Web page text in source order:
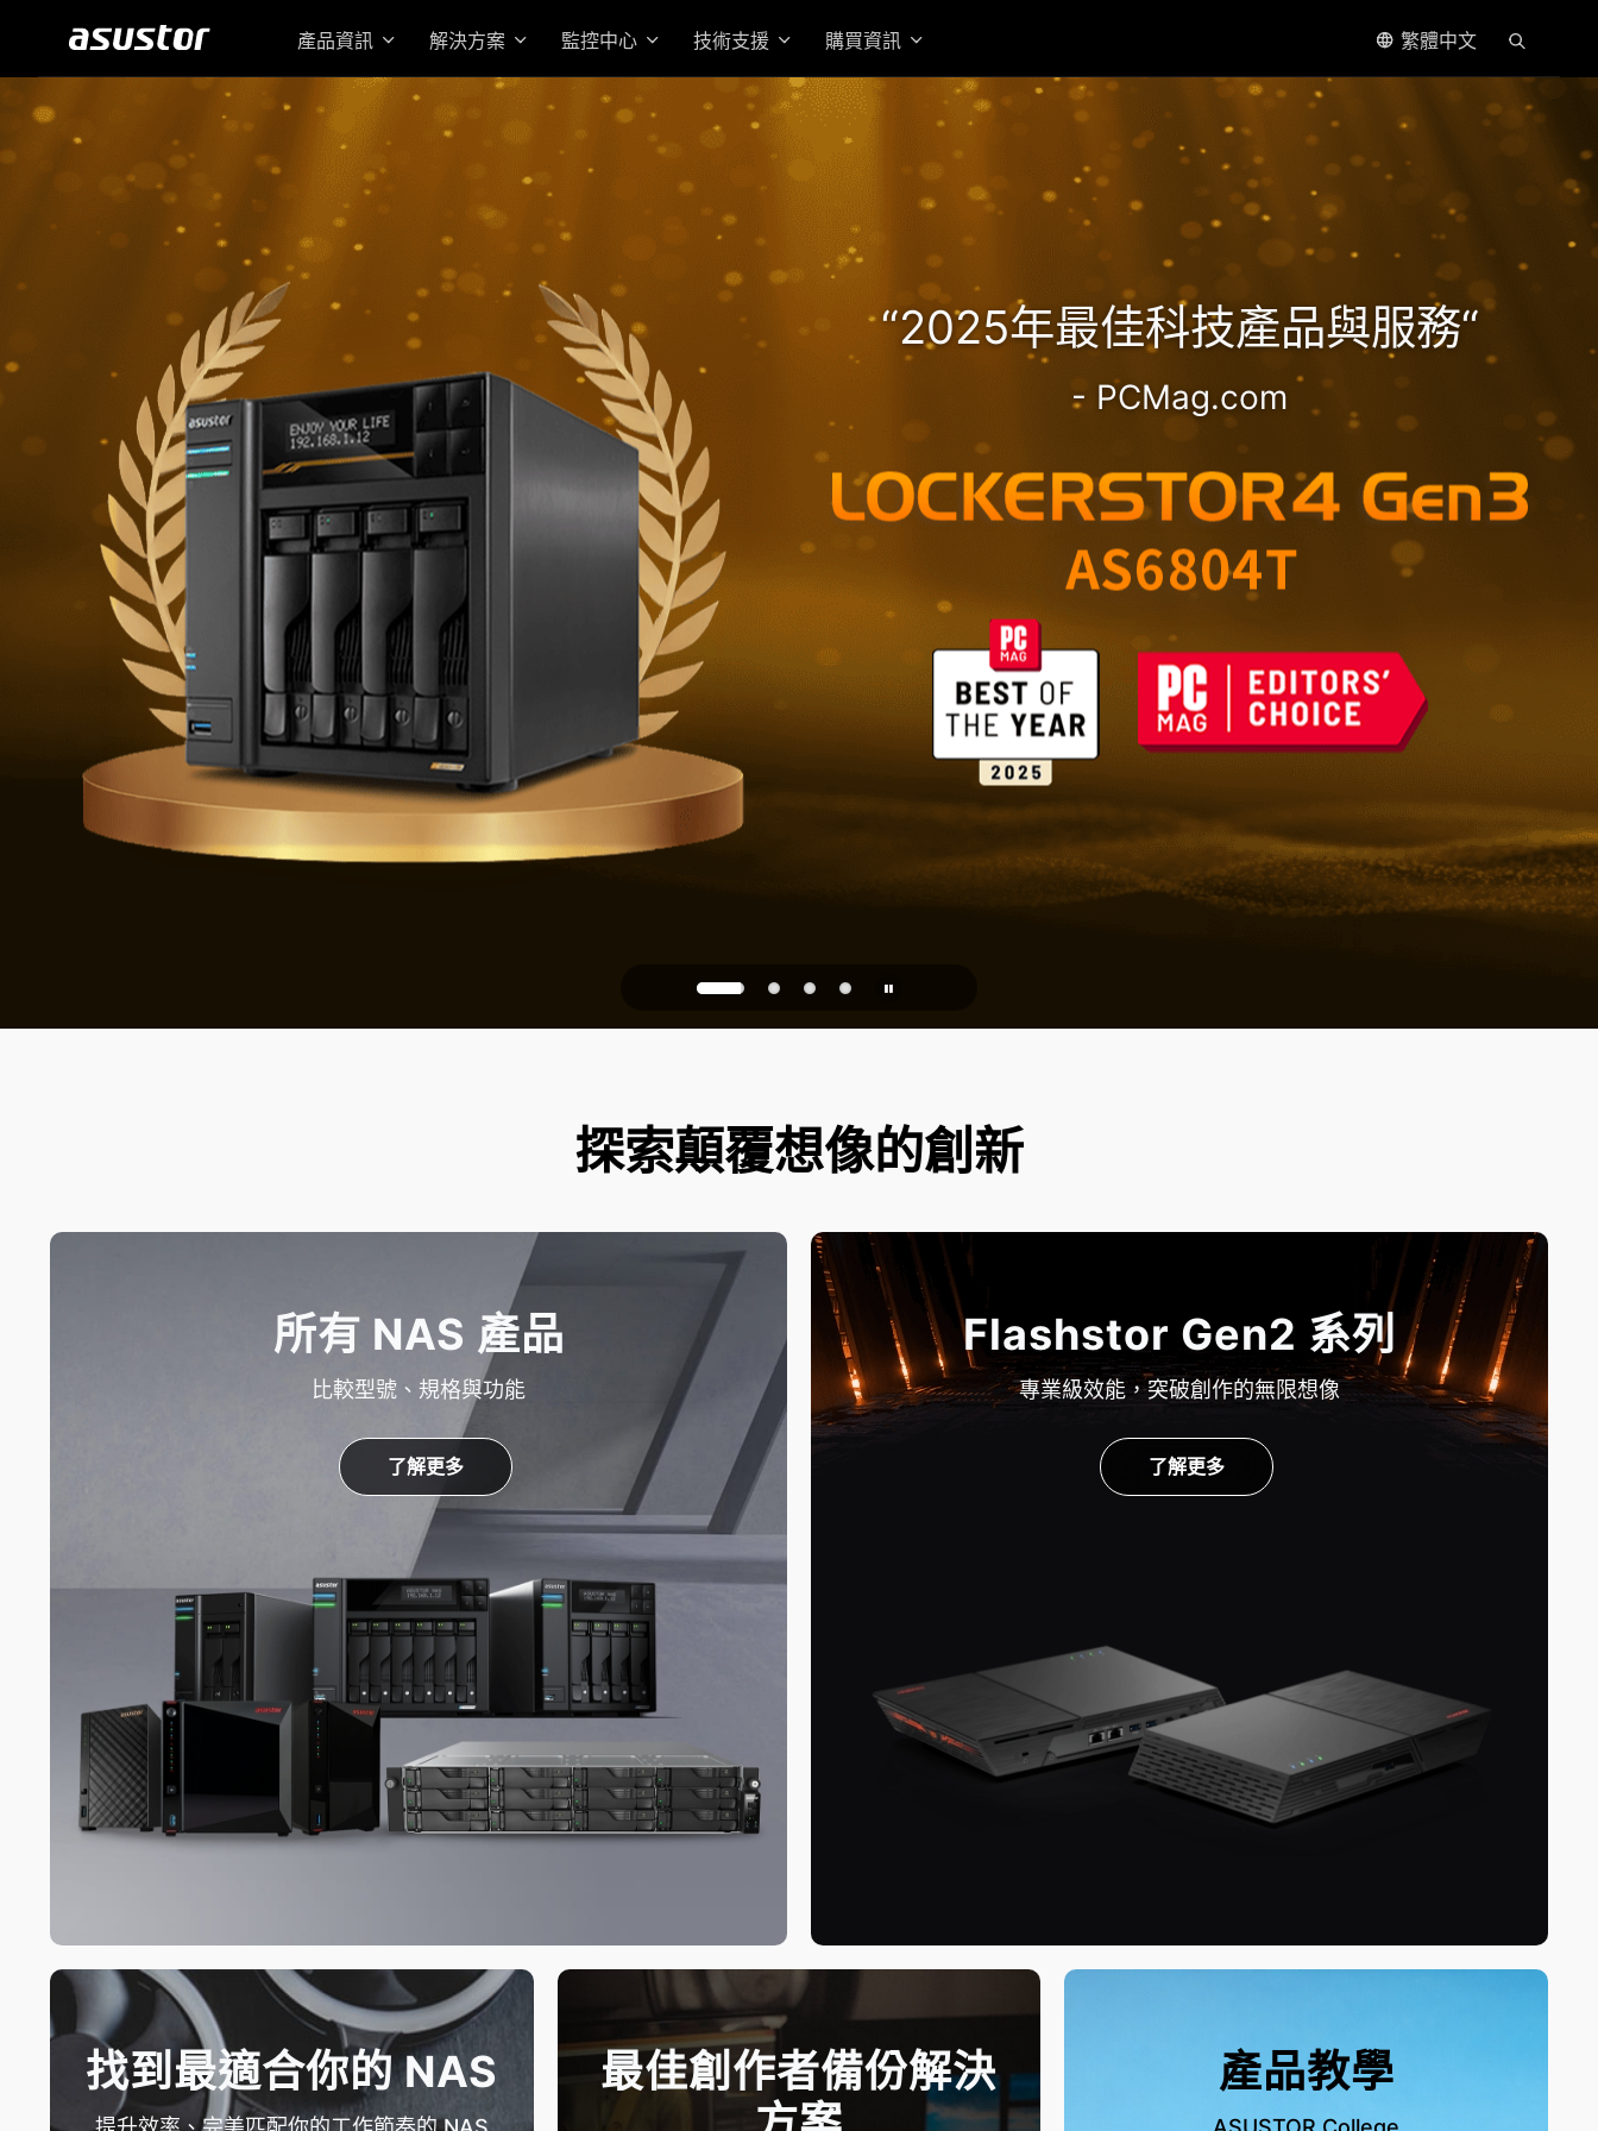
產品資訊 解決方案 監控中心 技術支援 購買資訊 繁體中文
“2025年最佳科技產品與服務“
- PCMag.com
搭載高效 AMD Ryzen 7 Pro 處理器
的機架式企業級旗艦 NAS
入門首選高性價 2.5GbE NAS
家庭與辦公室的可靠儲存
PQC Ready
防禦未來的量子攻擊
探索顛覆想像的創新
所有 NAS 產品
比較型號、規格與功能
了解更多
Flashstor Gen2 系列
專業級效能，突破創作的無限想像
了解更多
找到最適合你的 NAS
最佳創作者備份解決
產品教學